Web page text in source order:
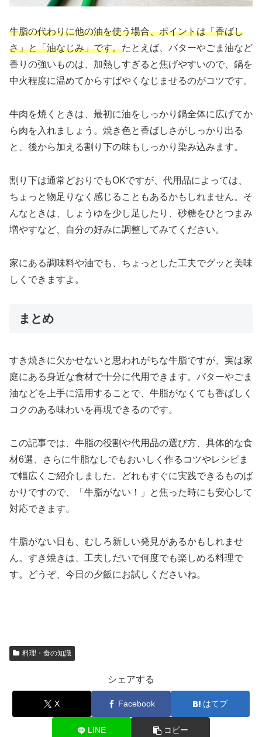
牛脂の代わりに他の油を使う場合、ポイントは「香ばし
さ」と「油なじみ」です。たとえば、バターやごま油など
香りの強いものは、加熱しすぎると焦げやすいので、鍋を
中火程度に温めてからすばやくなじませるのがコツです。
牛肉を焼くときは、最初に油をしっかり鍋全体に広げてか
ら肉を入れましょう。焼き色と香ばしさがしっかり出る
と、後から加える割り下の味もしっかり染み込みます。
割り下は通常どおりでもOKですが、代用品によっては、
ちょっと物足りなく感じることもあるかもしれません。そ
んなときは、しょうゆを少し足したり、砂糖をひとつまみ
増やすなど、自分の好みに調整してみてください。
家にある調味料や油でも、ちょっとした工夫でグッと美味
しくできますよ。
まとめ
すき焼きに欠かせないと思われがちな牛脂ですが、実は家
庭にある身近な食材で十分に代用できます。バターやごま
油などを上手に活用することで、牛脂がなくても香ばしく
コクのある味わいを再現できるのです。
この記事では、牛脂の役割や代用品の選び方、具体的な食
材6選、さらに牛脂なしでもおいしく作るコツやレシピま
で幅広くご紹介しました。どれもすぐに実践できるものば
かりですので、「牛脂がない！」と焦った時にも安心して
対応できます。
牛脂がない日も、むしろ新しい発見があるかもしれませ
ん。すき焼きは、工夫しだいで何度でも楽しめる料理で
す。どうぞ、今日の夕飯にお試しくださいね。
料理・食の知識
シェアする
X Facebook はてブ
LINE コピー